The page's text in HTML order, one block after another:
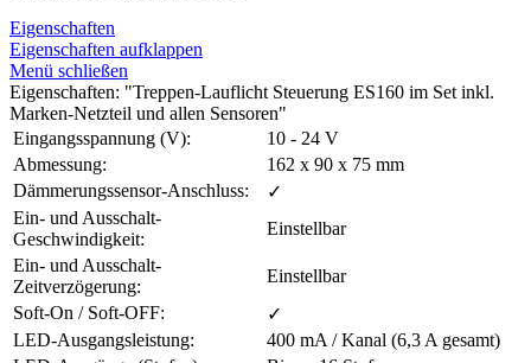
Eigenschaften
Eigenschaften aufklappen
Menü schließen
Eigenschaften: "Treppen-Lauflicht Steuerung ES160 im Set inkl.
Marken-Netzteil und allen Sensoren"
Eingangsspannung (V):
10 - 24 V
Abmessung:
162 x 90 x 75 mm
Dämmerungssensor-Anschluss:
✓
Ein- und Ausschalt-
Geschwindigkeit:
Einstellbar
Ein- und Ausschalt-
Zeitverzögerung:
Einstellbar
Soft-On / Soft-OFF:
✓
LED-Ausgangsleistung:
400 mA / Kanal (6,3 A gesamt)